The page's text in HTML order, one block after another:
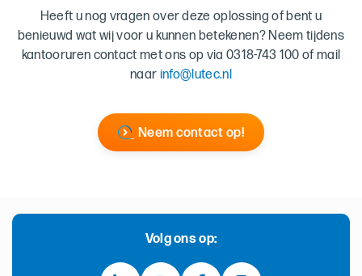
Heeft u nog vragen over deze oplossing of bent u
benieuwd wat wij voor u kunnen betekenen? Neem tijdens
kantooruren contact met ons op via 0318-743 100 of mail
naar info@lutec.nl
Neem contact op!
Volg ons op: